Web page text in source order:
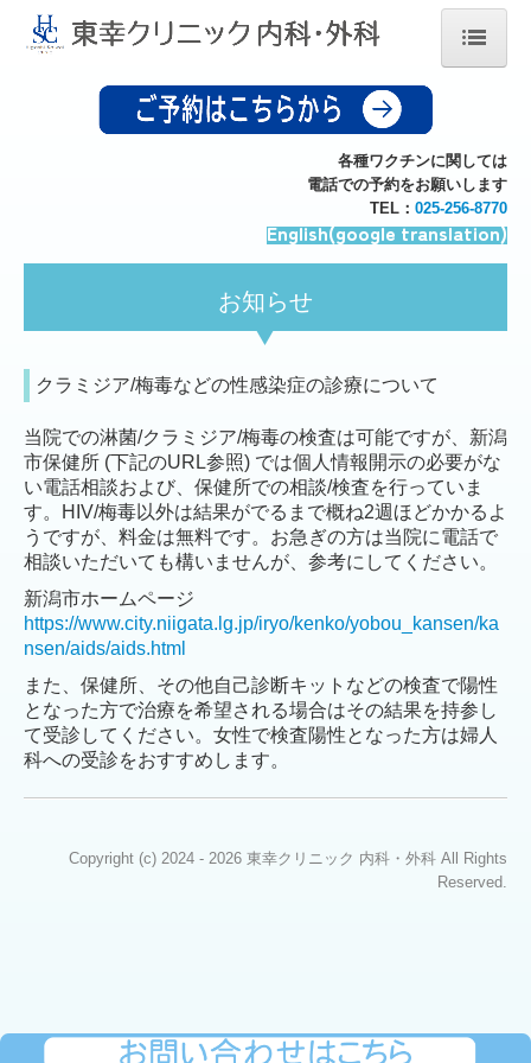
ホーム
医院紹介
医療設備・検査・自由診療料金表
交通案内
予約・発熱外来
各種ワクチンに関しては
電話での予約をお願いします
TEL： 025-256-8770
English(google translation)
お知らせ
クラミジア/梅毒などの性感染症の診療について
当院での淋菌/クラミジア/梅毒の検査は可能ですが、新潟
市保健所 (下記のURL参照) では個人情報開示の必要がな
い電話相談および、保健所での相談/検査を行っていま
す。HIV/梅毒以外は結果がでるまで概ね2週ほどかかるよ
うですが、料金は無料です。お急ぎの方は当院に電話で
相談いただいても構いませんが、参考にしてください。
新潟市ホームページ
https://www.city.niigata.lg.jp/iryo/kenko/yobou_kansen/ka
nsen/aids/aids.html
また、保健所、その他自己診断キットなどの検査で陽性
となった方で治療を希望される場合はその結果を持参し
て受診してください。女性で検査陽性となった方は婦人
科への受診をおすすめします。
Copyright (c) 2024 - 2026 東幸クリニック 内科・外科 All Rights
Reserved.